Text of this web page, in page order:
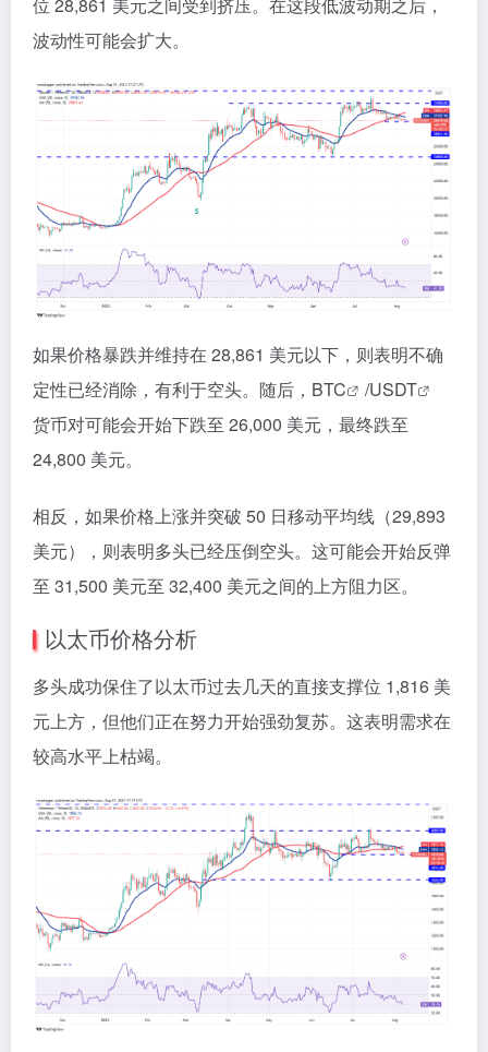
波动性可能会扩大。
如果价格暴跌并维持在 28,861 美元以下，则表明不确
定性已经消除，有利于空头。随后， BTC /USDT
货币对可能会开始下跌至 26,000 美元，最终跌至
24,800 美元。
相反，如果价格上涨并突破 50 日移动平均线（29,893
美元），则表明多头已经压倒空头。这可能会开始反弹
至 31,500 美元至 32,400 美元之间的上方阻力区。
以太币价格分析
多头成功保住了以太币过去几天的直接支撑位 1,816 美
元上方，但他们正在努力开始强劲复苏。这表明需求在
较高水平上枯竭。